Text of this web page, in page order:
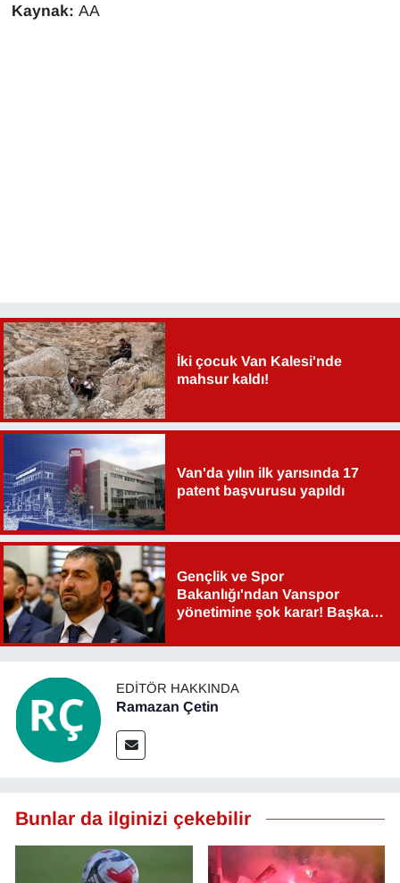
Kaynak: AA
İki çocuk Van Kalesi'nde
mahsur kaldı!
Van'da yılın ilk yarısında 17
patent başvurusu yapıldı
Gençlik ve Spor
Bakanlığı'ndan Vanspor
yönetimine şok karar! Başkan
EDITÖR HAKKINDA
Ramazan Çetin
Bunlar da ilginizi çekebilir